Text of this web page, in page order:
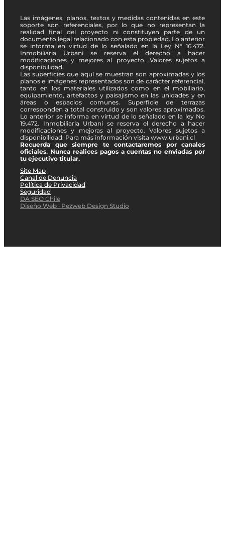
Las imágenes, planos, textos y medidas contenidas en este
soporte son referenciales, por lo que no representan la
realidad final del proyecto ni constituyen parte de un
documento legal relacionado con esta propiedad. Lo anterior
se informa en virtud de lo señalado en la Ley N° 16.472.
Inmobiliaria Urbani se reserva el derecho a hacer
modificaciones y mejores al proyecto. Valores sujetos a
disponibilidad.
Las superficies que aquí se muestran son aproximadas y los
planos e imágenes representados son de carácter referencial,
tanto en los materiales utilizados como en el mobiliario,
equipamiento, artefactos y paisajismo en las unidades y en
áreas o espacios comunes. Superficie de terrazas
corresponden a total construido y son valores aproximados.
Lo anterior se informa en virtud de lo señalado en la ley No
19.472. Inmobiliaria Urbani se reserva el derecho a hacer
modificaciones y mejoras al proyecto. Valores sujetos a
disponibilidad. Para más información visita www.urbani.cl
Recuerda que siempre te contactaremos por canales
oficiales. Nunca realices pagos a cuentas no enviadas por
tu ejecutivo titular.
Site Map
Canal de Denuncia
Política de Privacidad
Seguridad
DA SEO Chile
Diseño Web · Pezweb Design Studio